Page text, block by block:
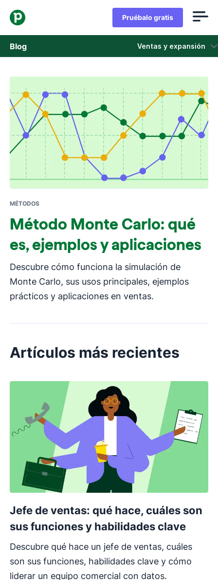
Pruébalo gratis
Blog Ventas y expansión
Ventas
Marketing
Actualizaciones de Producto
Casos de estudio
Se abre en una nueva ventana
MÉTODOS
Método Monte Carlo: qué
es, ejemplos y aplicaciones
Descubre cómo funciona la simulación de
Monte Carlo, sus usos principales, ejemplos
prácticos y aplicaciones en ventas.
Artículos más recientes
Jefe de ventas: qué hace, cuáles son
sus funciones y habilidades clave
Descubre qué hace un jefe de ventas, cuáles
son sus funciones, habilidades clave y cómo
liderar un equipo comercial con datos.